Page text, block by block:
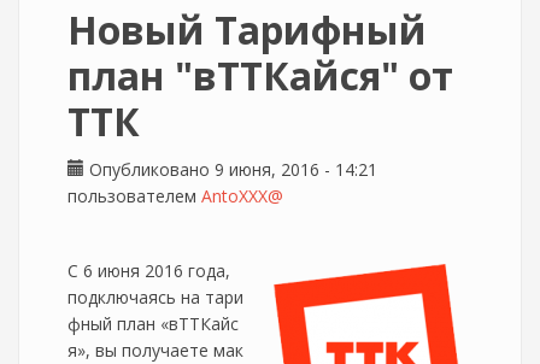
Новый Тарифный
план "вТТКайся" от
ТТК
Опубликовано 9 июня, 2016 - 14:21
пользователем AntoXXX@
С 6 июня 2016 года,
подключаясь на тари
фный план «вТТКайс
я», вы получаете мак